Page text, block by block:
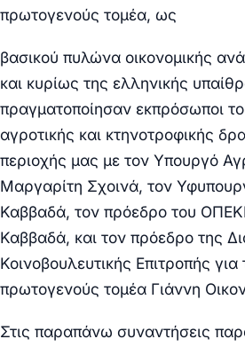
πρωτογενούς τομέα, ως
βασικού πυλώνα οικονομικής
και κυρίως της ελληνικής
πραγματοποίησαν εκπρόσωποι
αγροτικής και κτηνοτροφικής
περιοχής μας με τον Υπουργό
Μαργαρίτη Σχοινά, τον
Καββαδά, τον πρόεδρο του
Καββαδά, και τον πρόεδρο της
Κοινοβουλευτικής Επιτροπής
πρωτογενούς τομέα Γιάννη
Στις παραπάνω συναντήσεις